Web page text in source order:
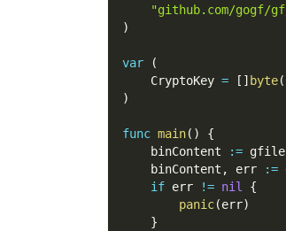
"github.com/gogf/
)
var
(
    CryptoKey
= [ ]byte(
)
func main( )
{
    binContent
:= gfile
    binContent
, err :=
if err != nil
{
panic(err)
}